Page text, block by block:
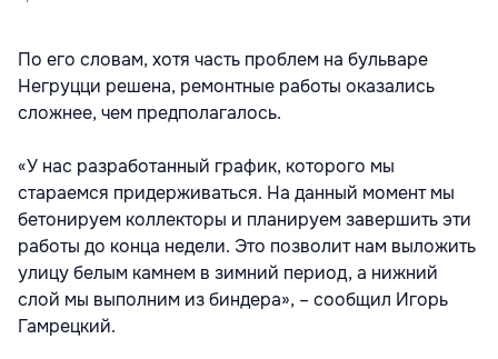
По его словам, хотя часть проблем на бульваре
Негруцци решена, ремонтные работы оказались
сложнее, чем предполагалось.
«У нас разработанный график, которого мы
стараемся придерживаться. На данный момент мы
бетонируем коллекторы и планируем завершить эти
работы до конца недели. Это позволит нам выложить
улицу белым камнем в зимний период, а нижний
слой мы выполним из биндера», – сообщил Игорь
Гамрецкий.